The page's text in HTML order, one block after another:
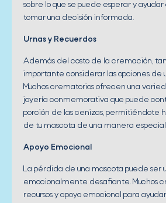
sobre lo que se puede esperar y ayudar
tomar una decisión informada.
Urnas y Recuerdos
Además del costo de la cremación,
importante considerar las opciones de
Muchos crematorios ofrecen una
joyería conmemorativa que puede
porción de las cenizas, permitiéndote
de tu mascota de una manera
Apoyo Emocional
La pérdida de una mascota puede ser
emocionalmente desafiante. Muchos
recursos y apoyo emocional para